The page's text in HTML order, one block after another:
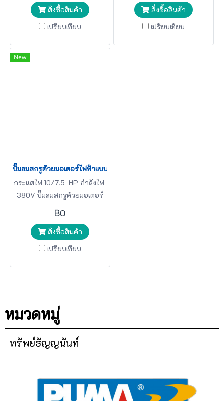
สั่งซื้อสินค้า
เปรียบเทียบ
สั่งซื้อสินค้า
เปรียบเทียบ
New
ปั๊มลมสกรูด้วยมอเตอร์ไฟฟ้าแบบแม่เหล็กTIGER รุ่น TSC-10PM 10HP
กระแสไฟ 10/7.5 HP กำลังไฟ
380V ปั๊มลมสกรูด้วยมอเตอร์
TIGER
฿0
สั่งซื้อสินค้า
เปรียบเทียบ
หมวดหมู่
ทรัพย์ธัญญนันท์